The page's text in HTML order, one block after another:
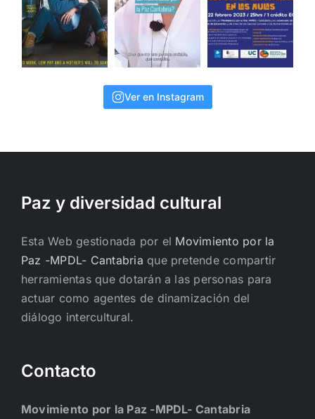
Ver en Instagram
Paz y diversidad cultural
Esta Web gestionada por el Movimiento por la
Paz -MPDL- Cantabria que pretende compartir
herramientas que dotarán a las personas para
actuar como agentes de dinamización del
diálogo intercultural.
Contacto
Movimiento por la Paz -MPDL- Cantabria